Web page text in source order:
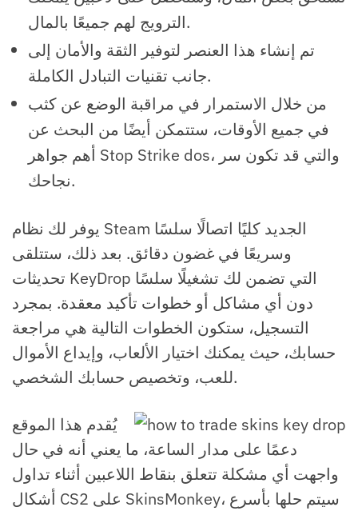
الترويج لهم جميعًا بالمال.
تم إنشاء هذا العنصر لتوفير الثقة والأمان إلى
جانب تقنيات التبادل الكاملة.
من خلال الاستمرار في مراقبة الوضع عن كثب
في جميع الأوقات، ستتمكن أيضًا من البحث عن
أهم جواهر Stop Strike dos، والتي قد تكون سر
نجاحك.
يوفر لك نظام Steam الجديد كليًا اتصالًا سلسًا
وسريعًا في غضون دقائق. بعد ذلك، ستتلقى
تحديثات KeyDrop التي تضمن لك تشغيلًا سلسًا
دون أي مشاكل أو خطوات تأكيد معقدة. بمجرد
التسجيل، ستكون الخطوات التالية هي مراجعة
حسابك، حيث يمكنك اختيار الألعاب، وإيداع الأموال
للعب، وتخصيص حسابك الشخصي.
يُقدم هذا الموقع
دعمًا على مدار الساعة، ما يعني أنه في حال
واجهت أي مشكلة تتعلق بنقاط اللاعبين أثناء تداول
أشكال CS2 على SkinsMonkey، سيتم حلها بأسرع